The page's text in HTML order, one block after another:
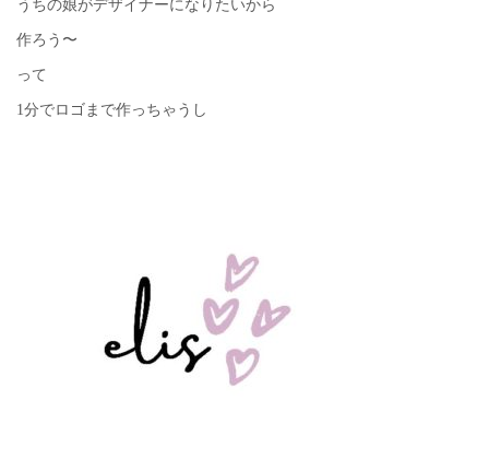
うちの娘がデザイナーになりたいから
作ろう〜
って
1分でロゴまで作っちゃうし